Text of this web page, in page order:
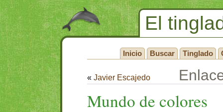
El
Inicio Buscar Tinglado
« Javier Escajedo
Mundo de colores